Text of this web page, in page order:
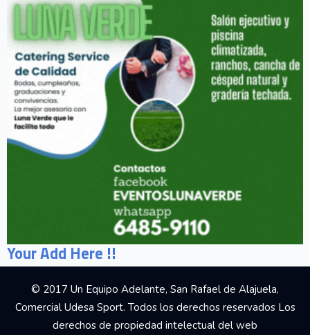
Your Add Here !!
© 2017 Un Equipo Adelante, San Rafael de Alajuela,
Comercial Udesa Sport. Todos los derechos reservados Los
derechos de propiedad intelectual del web